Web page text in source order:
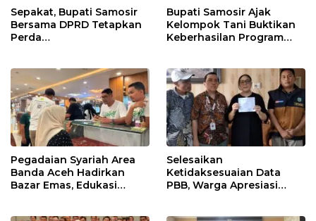
Sepakat, Bupati Samosir
Bersama DPRD Tetapkan
Perda
Pengelolaan Sampah
Bupati Samosir Ajak
Kelompok Tani Buktikan
Keberhasilan Program
Disalurkan
Pegadaian Syariah Area
Banda Aceh Hadirkan
Bazar Emas, Edukasi
Selesaikan
Ketidaksesuaian Data
PBB, Warga Apresiasi